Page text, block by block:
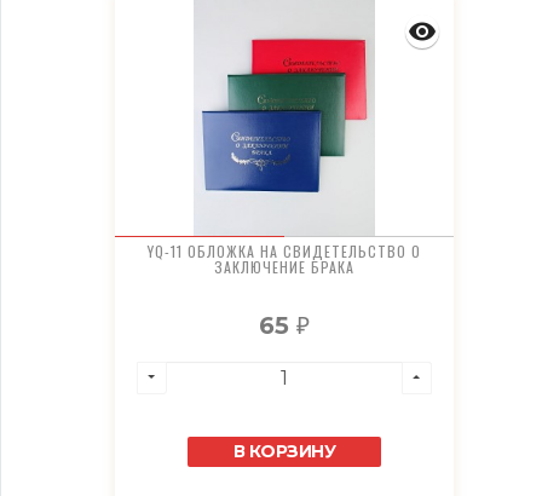
YQ-11 ОБЛОЖКА НА СВИДЕТЕЛЬСТВО О
ЗАКЛЮЧЕНИЕ БРАКА
65 ₽
В КОРЗИНУ